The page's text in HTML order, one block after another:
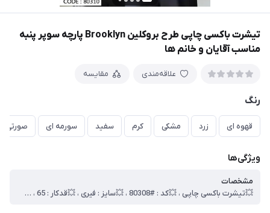
تیشرت باکسی چاپی طرح بروکلین Brooklyn پارچه سوپر پنبه
مناسب آقایان و خانم ها
علاقه‌مندی مقایسه
رنگ
قهوه ای زرد مشکی کرم سفید سورمه ای صورتی
ویژگی‌ها
مشخصات
💥تیشرت باکسی چاپی ، 💥کد : #80308 ، 💥سایز : فیری ، 💥قدکار : 65 ، 💥 عرض سینه 60 ، 💥جنس : سوپر پنبه ، 🎯کیفیت دوخت و تن خور عالی